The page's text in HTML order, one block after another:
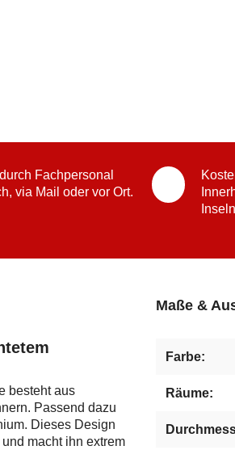
Fachpersonal
via Mail oder vor Ort.
besteht aus
Passend dazu
Dieses Design
macht ihn extrem
Maße &
Farbe:
Räume: